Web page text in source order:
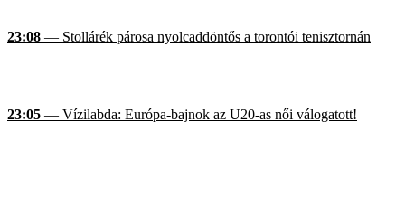
23:08 — Stollárék párosa nyolcaddöntős a torontói tenisztornán
23:05 — Vízilabda: Európa-bajnok az U20-as női válogatott!